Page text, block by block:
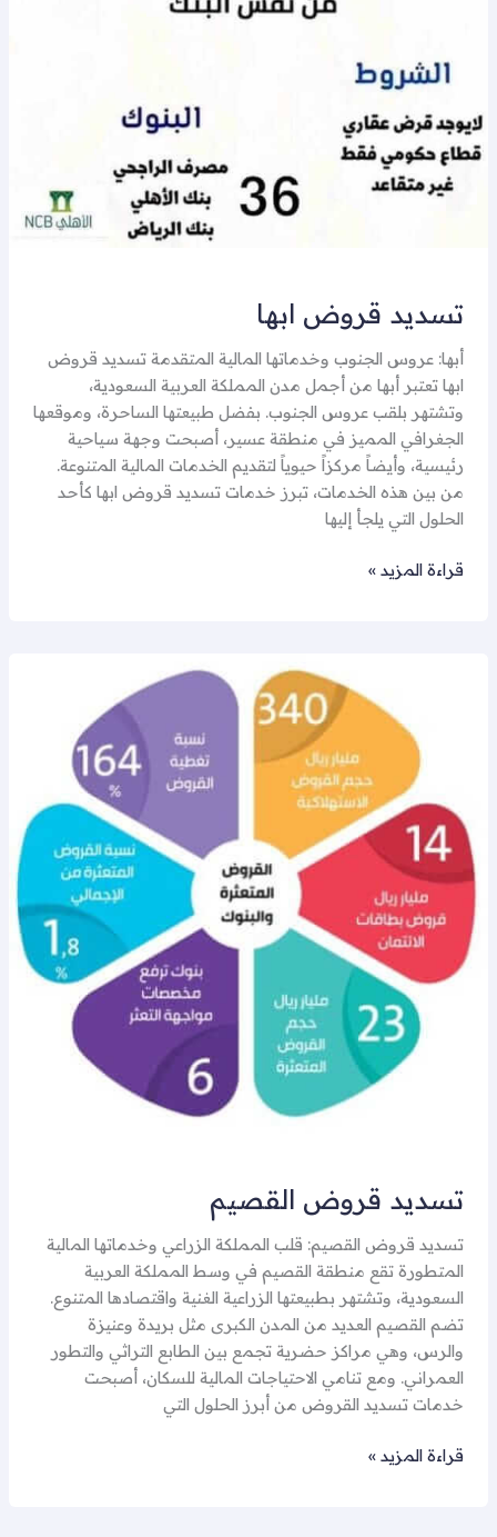
تسديد قروض ابها
أبها: عروس الجنوب وخدماتها المالية المتقدمة تسديد قروض
ابها تعتبر أبها من أجمل مدن المملكة العربية السعودية،
وتشتهر بلقب عروس الجنوب. بفضل طبيعتها الساحرة، وموقعها
الجغرافي المميز في منطقة عسير، أصبحت وجهة سياحية
رئيسية، وأيضاً مركزاً حيوياً لتقديم الخدمات المالية المتنوعة.
من بين هذه الخدمات، تبرز خدمات تسديد قروض ابها كأحد
الحلول التي يلجأ إليها
قراءة المزيد »
تسديد قروض القصيم
تسديد قروض القصيم: قلب المملكة الزراعي وخدماتها المالية
المتطورة تقع منطقة القصيم في وسط المملكة العربية
السعودية، وتشتهر بطبيعتها الزراعية الغنية واقتصادها المتنوع.
تضم القصيم العديد من المدن الكبرى مثل بريدة وعنيزة
والرس، وهي مراكز حضرية تجمع بين الطابع التراثي والتطور
العمراني. ومع تنامي الاحتياجات المالية للسكان، أصبحت
خدمات تسديد القروض من أبرز الحلول التي
قراءة المزيد »